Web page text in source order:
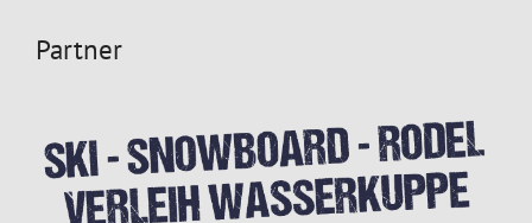
Partner